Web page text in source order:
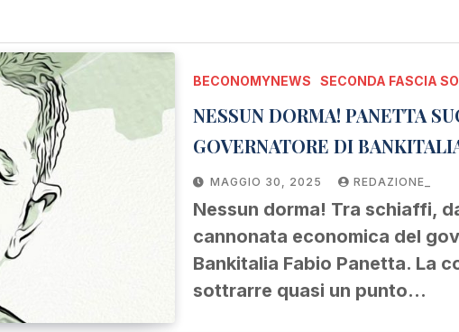
BECONOMYNEWS SECONDA FASCIA
NESSUN DORMA! PANETTA
GOVERNATORE DI
DA RIFARE
MAGGIO 30, 2025 REDAZIONE_
Nessun dorma! Tra schiaffi,
cannonata economica del
Bankitalia Fabio Panetta. La
sottrarre quasi un punto…